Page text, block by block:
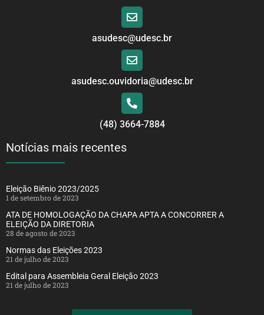
asudesc@udesc.br
asudesc.ouvidoria@udesc.br
(48) 3664-7884
Notícias mais recentes
Eleição Biênio 2023/2025
1 de setembro de 2023
ATA DE HOMOLOGAÇÃO DA CHAPA APTA A CONCORRER A
ELEIÇÃO DA DIRETORIA
28 de agosto de 2023
Normas das Eleições 2023
21 de julho de 2023
Edital para Assembleia Geral Eleição 2023
21 de julho de 2023